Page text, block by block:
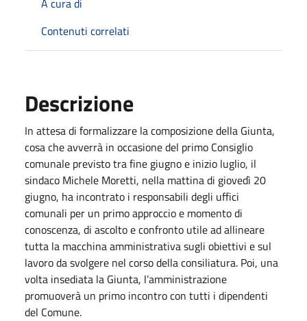
Contenuti correlati
Descrizione
In attesa di formalizzare la composizione della Giunta,
cosa che avverrà in occasione del primo Consiglio
comunale previsto tra fine giugno e inizio luglio, il
sindaco Michele Moretti, nella mattina di giovedì 20
giugno, ha incontrato i responsabili degli uffici
comunali per un primo approccio e momento di
conoscenza, di ascolto e confronto utile ad allineare
tutta la macchina amministrativa sugli obiettivi e sul
lavoro da svolgere nel corso della consiliatura. Poi, una
volta insediata la Giunta, l’amministrazione
promuoverà un primo incontro con tutti i dipendenti
del Comune.